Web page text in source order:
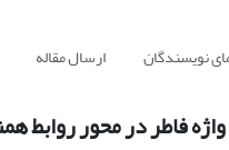
نویسندگان ارسال مقاله
فاطر در محور روابط